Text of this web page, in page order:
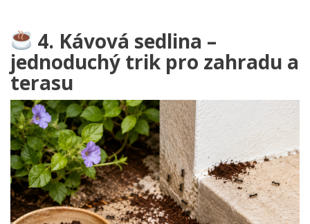
4. Kávová sedlina –
jednoduchý trik pro zahradu a
terasu